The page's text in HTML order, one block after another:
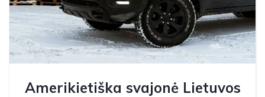
Amerikietiška svajonė Lietuvos